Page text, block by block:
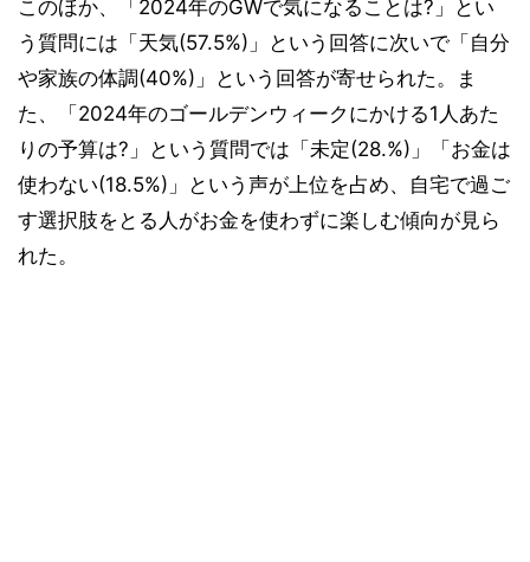
このほか、「2024年のGWで気になることは?」とい
う質問には「天気(57.5%)」という回答に次いで「自分
や家族の体調(40%)」という回答が寄せられた。ま
た、「2024年のゴールデンウィークにかける1人あた
りの予算は?」という質問では「未定(28.%)」「お金は
使わない(18.5%)」という声が上位を占め、自宅で過ご
す選択肢をとる人がお金を使わずに楽しむ傾向が見ら
れた。